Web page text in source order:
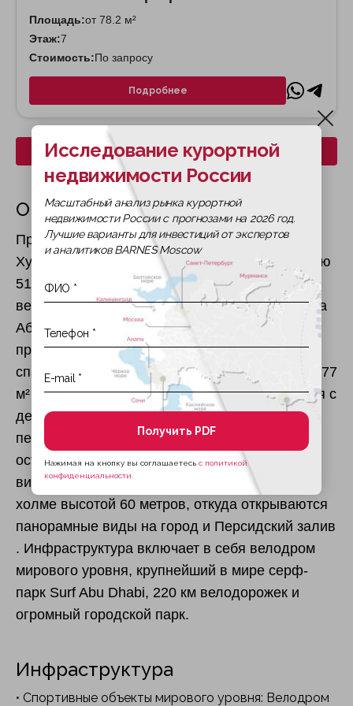
Площадь:от 78.2 м²
Этаж:7
Стоимость:По запросу
Подробнее
Скачать все планировки
О жилом комплексе
Проект Nawayef East расположен на острове
Худайрият (Hudayriyat Island) общей площадью
5100 гектаров, который превращается в
ведущий центр экотуризма и активного отдыха
Абу-Даби . Застройщик Modon Properties
предлагает здесь виллы и особняки с 3-8
спальнями, площадь которых начинается от 377
м² . Управляющая компания, интегрированная с
девелопером, обеспечит жителям доступ к
первоклассному сервису на всей территории
острова. Сообщество представляет собой
виллы, расположенные на искусственном
холме высотой 60 метров, откуда открываются
панорамные виды на город и Персидский залив
. Инфраструктура включает в себя велодром
мирового уровня, крупнейший в мире серф-
парк Surf Abu Dhabi, 220 км велодорожек и
огромный городской парк.
Инфраструктура
• Спортивные объекты мирового уровня: Велодром
Исследование курортной
недвижимости России
Масштабный анализ рынка курортной
недвижимости России с прогнозами на 2026 год.
Лучшие варианты для инвестиций от экспертов
и аналитиков BARNES Moscow
Получить PDF
Нажимая на кнопку вы соглашаетесь с политикой
конфиденциальности.